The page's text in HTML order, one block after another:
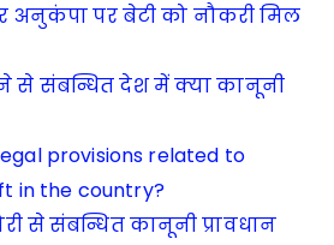
अनुकंपा पर बेटी को नौकरी मिल
से संबन्धित देश में क्या कानूनी
provisions related to
in the country?
से संबन्धित कानूनी प्रावधान